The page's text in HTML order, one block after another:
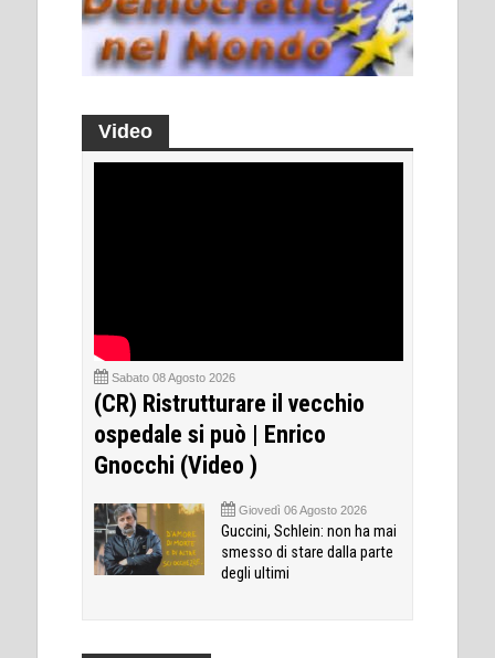
Video
Sabato 08 Agosto 2026
(CR) Ristrutturare il vecchio
ospedale si può | Enrico
Gnocchi (Video )
Giovedì 06 Agosto 2026
Guccini, Schlein: non ha mai
smesso di stare dalla parte
degli ultimi